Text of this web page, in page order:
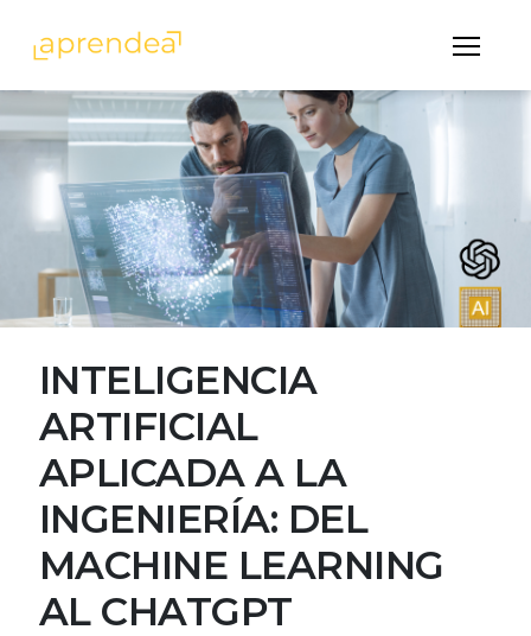
INTELIGENCIA
ARTIFICIAL
APLICADA A LA
INGENIERÍA: DEL
MACHINE LEARNING
AL CHATGPT